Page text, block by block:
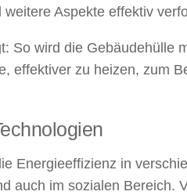
Aspekte effektiv
So wird die Gebäudehülle
effektiver zu heizen, zum
Energieeffizienz in
auch im sozialen Bereich.